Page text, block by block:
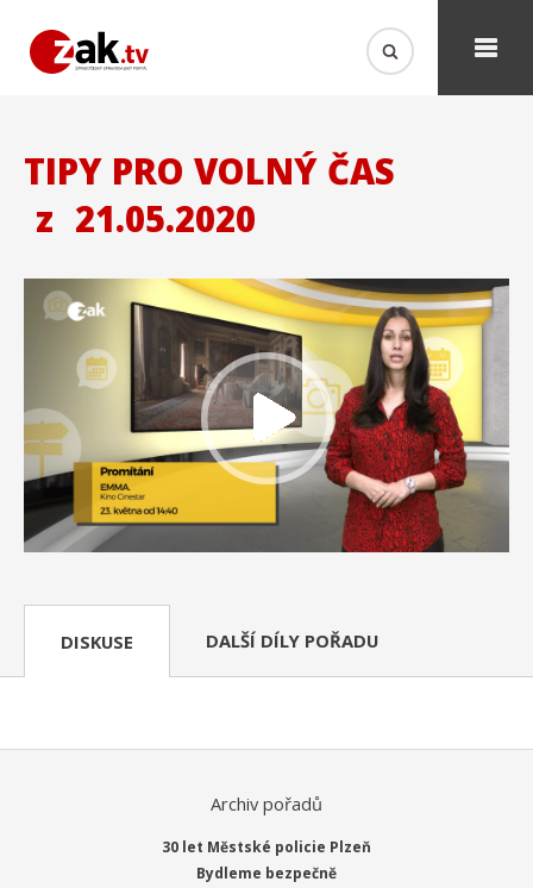
TIPY PRO VOLNÝ ČAS
z 21.05.2020
DISKUSE DALŠÍ DÍLY POŘADU
Archiv pořadů
30 let Městské policie Plzeň
Bydleme bezpečně